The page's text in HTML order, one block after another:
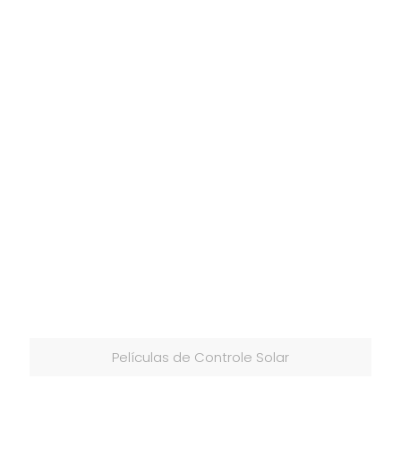
Películas de Controle Solar